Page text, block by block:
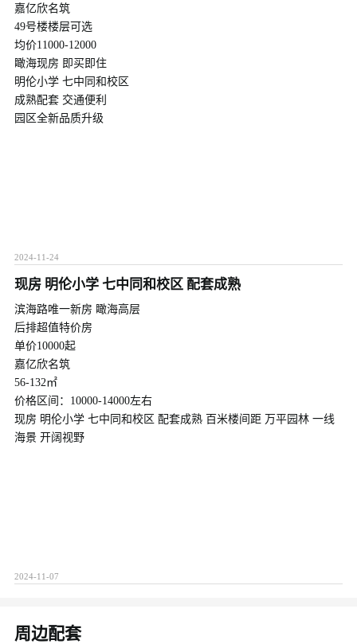
嘉亿欣名筑
49号楼楼层可选
均价11000-12000
瞰海现房 即买即住
明伦小学 七中同和校区
成熟配套 交通便利
园区全新品质升级
2024-11-24
现房 明伦小学 七中同和校区 配套成熟
滨海路唯一新房 瞰海高层
后排超值特价房
单价10000起
嘉亿欣名筑
56-132㎡
价格区间：10000-14000左右
现房 明伦小学 七中同和校区 配套成熟 百米楼间距 万平园林 一线
海景 开阔视野
2024-11-07
周边配套